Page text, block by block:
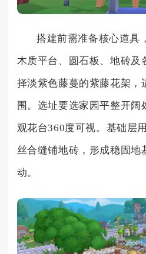
搭建前需准备核心道具
木质平台、圆石板、地砖及
择淡紫色藤蔓的紫藤花架，
围。选址要选家园平整开阔
观花台360度可视。基础层
丝合缝铺地砖，形成稳固地
动。